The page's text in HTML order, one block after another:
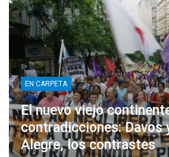
EN CARPETA
El nuevo viejo
contradicciones: Davos
Alegre, los contrastes